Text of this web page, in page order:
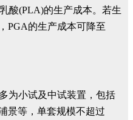
酸(PLA)的生产成本。若生
PGA的生产成本可降至
为小试及中试装置，包括
景等，单套规模不超过